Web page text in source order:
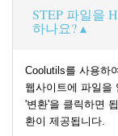
STEP 파일을
하나요?
Coolutils를 사용하
웹사이트에 파일을
'변환'을 클릭하면
환이 제공됩니다.